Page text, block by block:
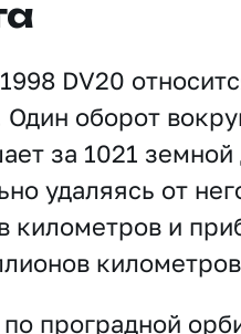
DV20
оборот
за 1021 земной
удаляясь от
километров и
проградной